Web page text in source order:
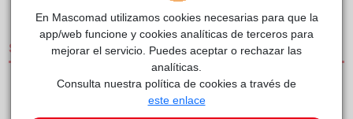
SERVICIOS
CLÍNICAS DE PEQUEÑOS ANIMALES
En Mascomad utilizamos cookies necesarias para que la
app/web funcione y cookies analíticas de terceros para
mejorar el servicio. Puedes aceptar o rechazar las
analíticas.
Consulta nuestra política de cookies a través de
este enlace